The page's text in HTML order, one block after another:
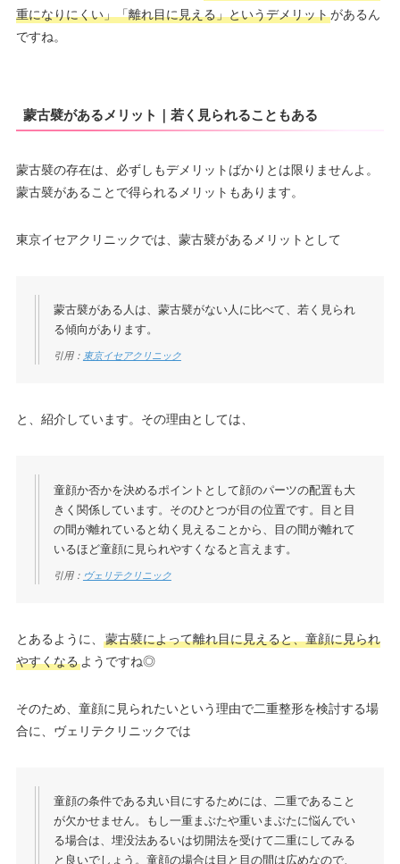
重になりにくい」「離れ目に見える」というデメリットがあるん
ですね。
蒙古襞があるメリット｜若く見られることもある
蒙古襞の存在は、必ずしもデメリットばかりとは限りませんよ。
蒙古襞があることで得られるメリットもあります。
東京イセアクリニックでは、蒙古襞があるメリットとして
蒙古襞がある人は、蒙古襞がない人に比べて、若く見られ
る傾向があります。
引用： 東京イセアクリニック
と、紹介しています。その理由としては、
童顔か否かを決めるポイントとして顔のパーツの配置も大
きく関係しています。そのひとつが目の位置です。目と目
の間が離れていると幼く見えることから、目の間が離れて
いるほど童顔に見られやすくなると言えます。
引用： ヴェリテクリニック
とあるように、
蒙古襞によって離れ目に見えると、童顔に見られ
やすくなるようですね◎
そのため、童顔に見られたいという理由で二重整形を検討する場
合に、ヴェリテクリニックでは
童顔の条件である丸い目にするためには、二重であること
が欠かせません。もし一重まぶたや重いまぶたに悩んでい
る場合は、埋没法あるいは切開法を受けて二重にしてみる
と良いでしょう。童顔の場合は目と目の間は広めなので、